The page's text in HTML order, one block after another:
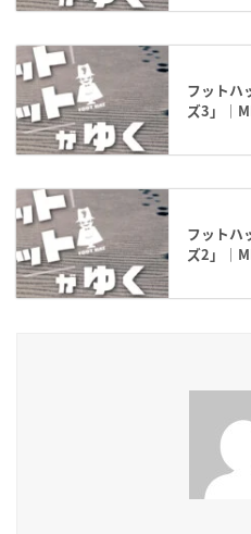
フットハ
ズ3」｜
フットハ
ズ2」｜